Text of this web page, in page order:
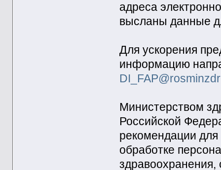
адреса
высланы данные
Для ускорения
информацию
Министерством
Российской
рекомендации
обработке